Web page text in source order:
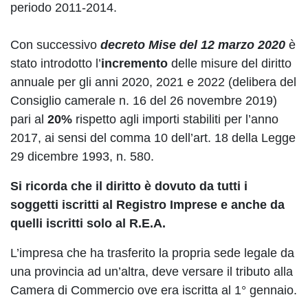
periodo 2011-2014.
Con successivo decreto Mise del 12 marzo 2020 è
stato introdotto l’incremento delle misure del diritto
annuale per gli anni 2020, 2021 e 2022 (delibera del
Consiglio camerale n. 16 del 26 novembre 2019)
pari al 20% rispetto agli importi stabiliti per l’anno
2017, ai sensi del comma 10 dell’art. 18 della Legge
29 dicembre 1993, n. 580.
Si ricorda che il diritto è dovuto da tutti i
soggetti iscritti al Registro Imprese e anche da
quelli iscritti solo al R.E.A.
L’impresa che ha trasferito la propria sede legale da
una provincia ad un’altra, deve versare il tributo alla
Camera di Commercio ove era iscritta al 1° gennaio.